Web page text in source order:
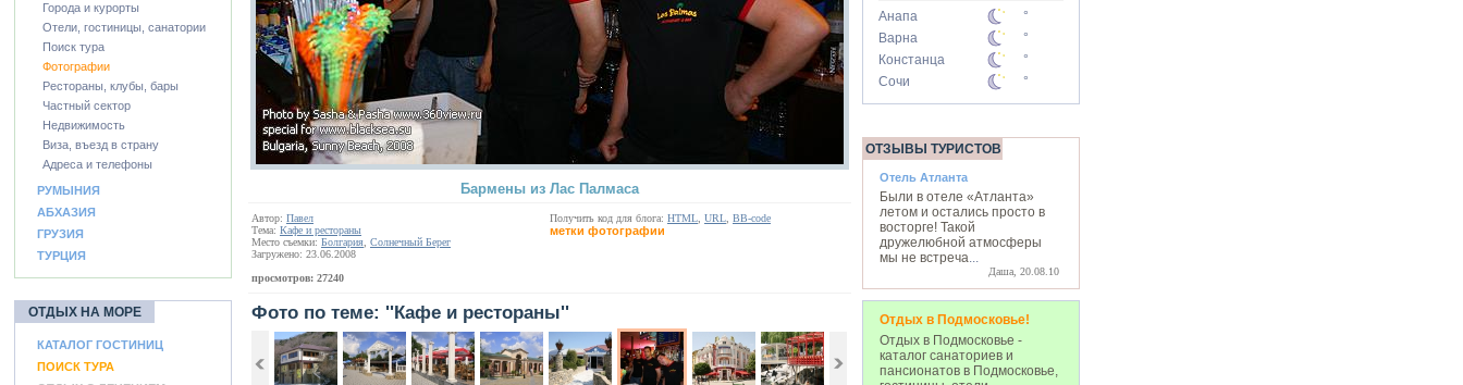
Города и курорты
Отели, гостиницы, санатории
Поиск тура
Фотографии
Рестораны, клубы, бары
Частный сектор
Недвижимость
Виза, въезд в страну
Адреса и телефоны
РУМЫНИЯ
АБХАЗИЯ
ГРУЗИЯ
ТУРЦИЯ
ОТДЫХ НА МОРЕ
КАТАЛОГ ГОСТИНИЦ
ПОИСК ТУРА
Бармены из Лас Палмаса
Автор: Павел
Тема: Кафе и рестораны
Место съемки: Болгария Солнечный Берег
Загружено: 23.06.2008
просмотров: 27240
Получить код для блога: HTML URL BB-code
метки фотографии
Фото по теме: ''Кафе и рестораны''
Анапа
°
Варна
°
Констанца
°
Сочи
°
ОТЗЫВЫ ТУРИСТОВ
Отель Атланта
Были в отеле «Атланта»
летом и остались просто в
восторге! Такой
дружелюбной атмосферы
мы не встреча...
Даша, 20.08.10
Отдых в Подмосковье!
Отдых в Подмосковье -
каталог санаториев и
пансионатов в Подмосковье,